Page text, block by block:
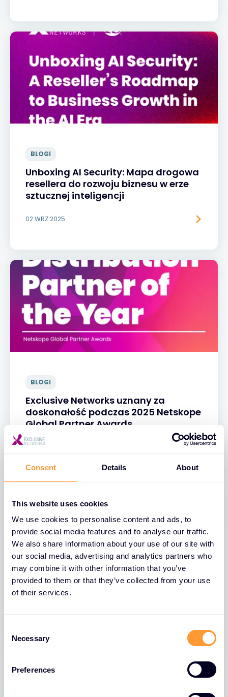
Consent Details About
This website uses cookies
We use cookies to personalise content and ads, to
provide social media features and to analyse our traffic.
We also share information about your use of our site with
our social media, advertising and analytics partners who
may combine it with other information that you’ve
provided to them or that they’ve collected from your use
of their services.
Necessary
Preferences
BLOGI
Unboxing AI Security: Mapa drogowa
resellera do rozwoju biznesu w erze
sztucznej inteligencji
02 WRZ 2025
BLOGI
Exclusive Networks uznany za
doskonałość podczas 2025 Netskope
Global Partner Awards
06 MAJ 2025
Część 2: Podejście F5 do AI: zasilanie
nowoczesnych, bezpiecznych
31 MAR 2025